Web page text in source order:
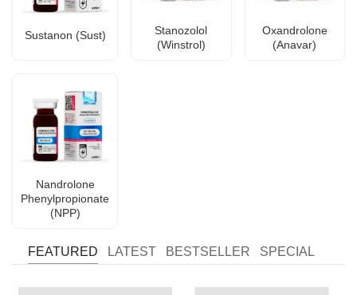
Sustanon (Sust)
Stanozolol
(Winstrol)
Oxandrolone
(Anavar)
Nandrolone
Phenylpropionate
(NPP)
FEATURED LATEST BESTSELLER SPECIAL